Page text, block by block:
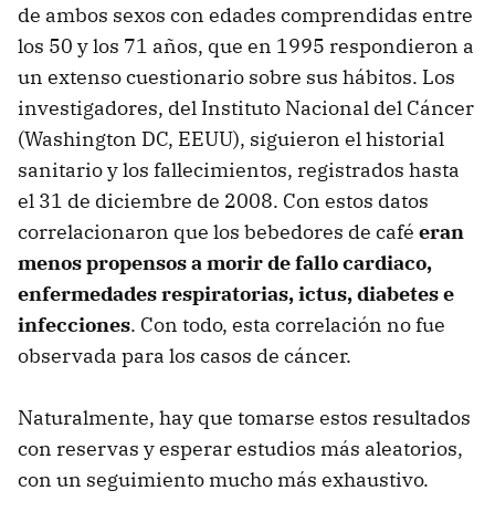
de ambos sexos con edades comprendidas entre
los 50 y los 71 años, que en 1995 respondieron a
un extenso cuestionario sobre sus hábitos. Los
investigadores, del Instituto Nacional del Cáncer
(Washington DC, EEUU), siguieron el historial
sanitario y los fallecimientos, registrados hasta
el 31 de diciembre de 2008. Con estos datos
correlacionaron que los bebedores de café eran
menos propensos a morir de fallo cardiaco,
enfermedades respiratorias, ictus, diabetes e
infecciones. Con todo, esta correlación no fue
observada para los casos de cáncer.
Naturalmente, hay que tomarse estos resultados
con reservas y esperar estudios más aleatorios,
con un seguimiento mucho más exhaustivo.